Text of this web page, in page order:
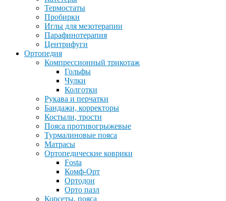
Термостаты
Пробирки
Иглы для мезотерапии
Парафинотерапия
Центрифуги
Ортопедия
Компрессионный трикотаж
Гольфы
Чулки
Колготки
Рукава и перчатки
Бандажи, корректоры
Костыли, трости
Пояса противогрыжевые
Турмалиновые пояса
Матрасы
Ортопедические коврики
Fosta
Комф-Орт
Ортодон
Орто пазл
Корсеты, пояса